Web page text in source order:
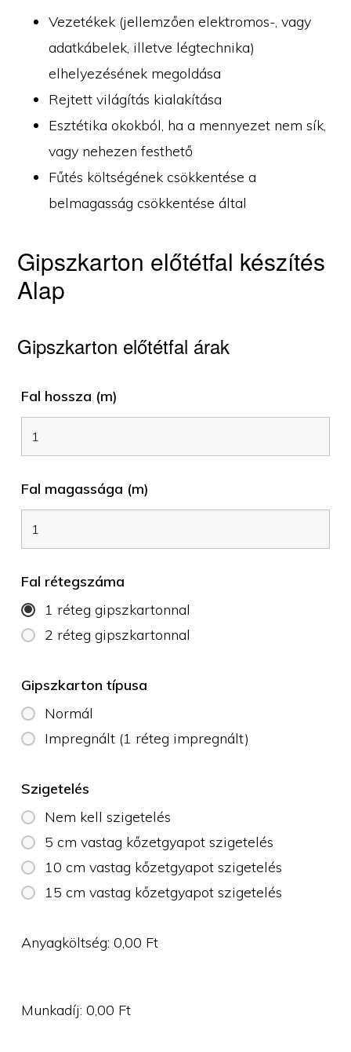
Vezetékek (jellemzően elektromos-, vagy
adatkábelek, illetve légtechnika)
elhelyezésének megoldása
Rejtett világítás kialakítása
Esztétika okokból, ha a mennyezet nem sík,
vagy nehezen festhető
Fűtés költségének csökkentése a
belmagasság csökkentése által
Gipszkarton előtétfal készítés
Alap
Gipszkarton előtétfal árak
Fal hossza (m)
Fal magassága (m)
Fal rétegszáma
1 réteg gipszkartonnal
2 réteg gipszkartonnal
Gipszkarton típusa
Normál
Impregnált (1 réteg impregnált)
Szigetelés
Nem kell szigetelés
5 cm vastag kőzetgyapot szigetelés
10 cm vastag kőzetgyapot szigetelés
15 cm vastag kőzetgyapot szigetelés
Anyagköltség:0,00 Ft
Munkadíj:0,00 Ft